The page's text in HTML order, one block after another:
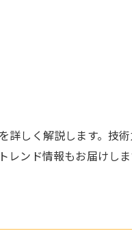
詳しく解説します。技
ンド情報もお届けし